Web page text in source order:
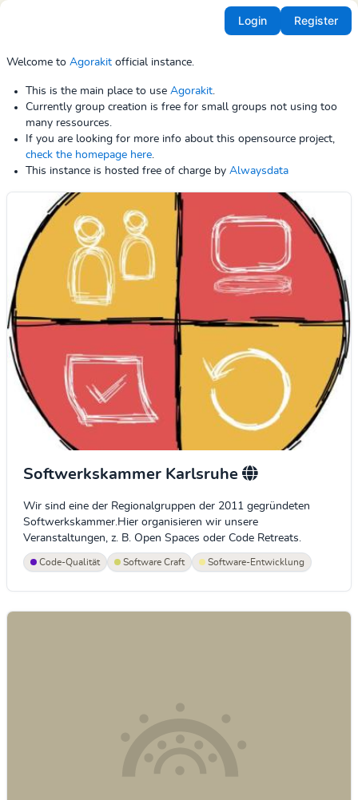
Login Register
Welcome to Agorakit official instance.
This is the main place to use Agorakit.
Currently group creation is free for small groups not using too
many ressources.
If you are looking for more info about this opensource project,
check the homepage here.
This instance is hosted free of charge by Alwaysdata
Softwerkskammer Karlsruhe
Wir sind eine der Regionalgruppen der 2011 gegründeten
Softwerkskammer.Hier organisieren wir unsere
Veranstaltungen, z. B. Open Spaces oder Code Retreats.
Code-Qualität Software Craft Software-Entwicklung